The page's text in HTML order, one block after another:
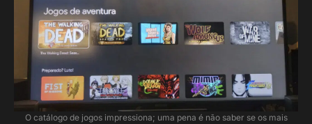
O catálogo de jogos impressiona; uma pena é não saber se os mais